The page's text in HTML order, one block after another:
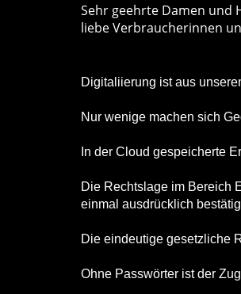
Sehr geehrte Damen und
liebe Verbraucherinnen
Digitaliierung ist aus
Nur wenige machen sich
In der Cloud gespeicherte
Die Rechtslage im Bereich
einmal ausdrücklich
Die eindeutige gesetzliche
Ohne Passwörter ist der